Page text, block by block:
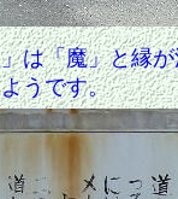
は「魔」と縁
うです。